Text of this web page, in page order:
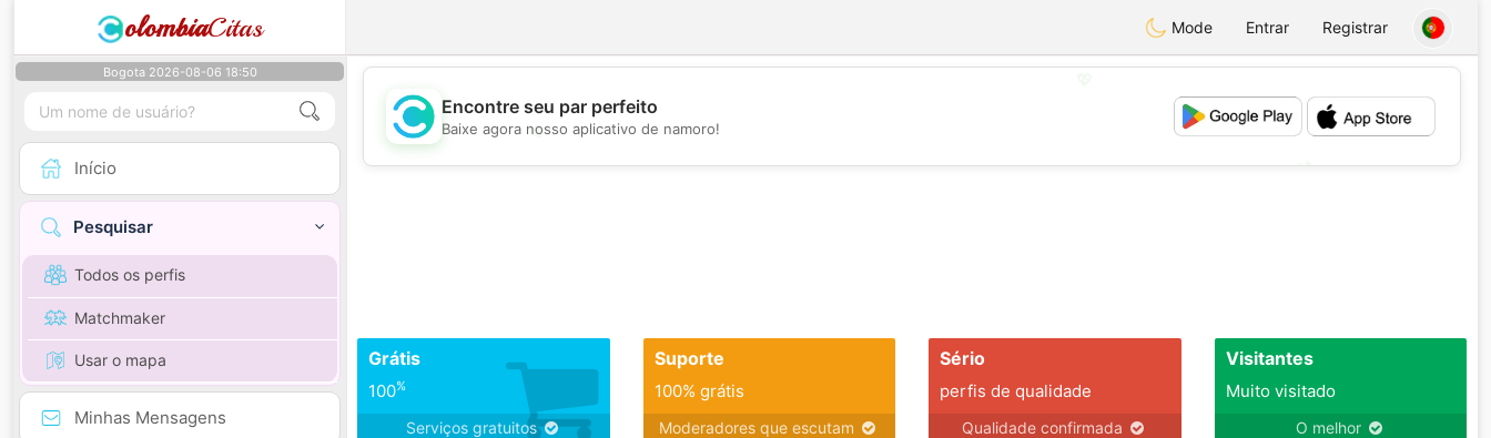
olombiaCitas Mode Entrar Registrar
Bogota 2026-08-06 18:50
Início
Pesquisar
Todos os perfis
Matchmaker
Usar o mapa
Minhas Mensagens
💖
💕
Encontre seu par perfeito
Baixe agora nosso aplicativo de namoro!
Grátis
100%
Serviços gratuitos
Suporte
100% grátis
Moderadores que escutam
Sério
perfis de qualidade
Qualidade confirmada
Visitantes
Muito visitado
O melhor